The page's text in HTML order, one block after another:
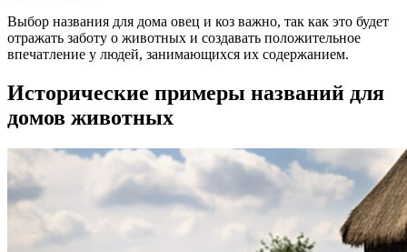
Выбор названия для дома овец и коз важно, так как это будет
отражать заботу о животных и создавать положительное
впечатление у людей, занимающихся их содержанием.
Исторические примеры названий для
домов животных